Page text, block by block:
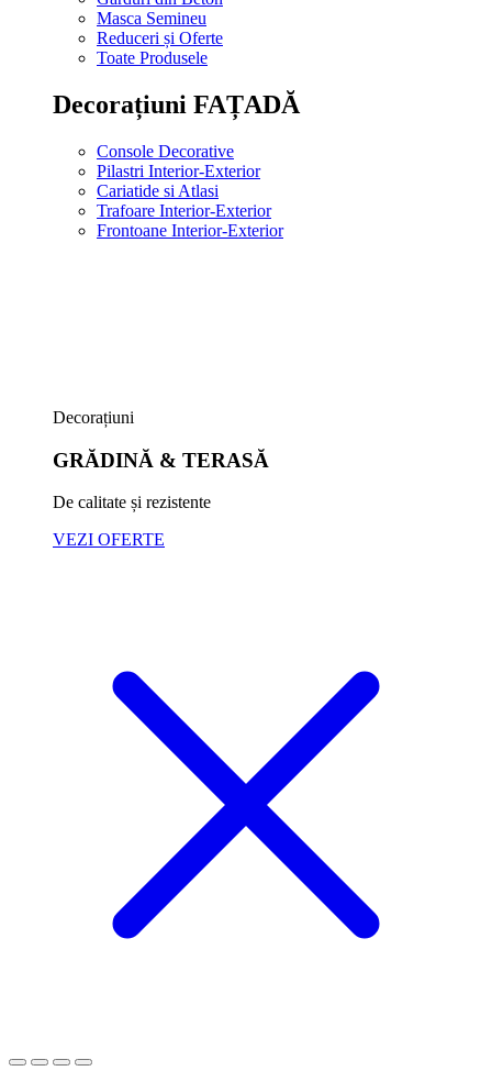
Masca Semineu
Reduceri și Oferte
Toate Produsele
Decorațiuni FAȚADĂ
Console Decorative
Pilastri Interior-Exterior
Cariatide si Atlasi
Trafoare Interior-Exterior
Frontoane Interior-Exterior
Decorațiuni
GRĂDINĂ & TERASĂ
De calitate și rezistente
VEZI OFERTE